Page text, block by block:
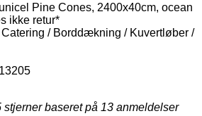
Pine Cones, 2400x40cm, ocean
ikke retur*
/ Borddækning / Kuvertløber /
stjerner baseret på 13 anmeldelser